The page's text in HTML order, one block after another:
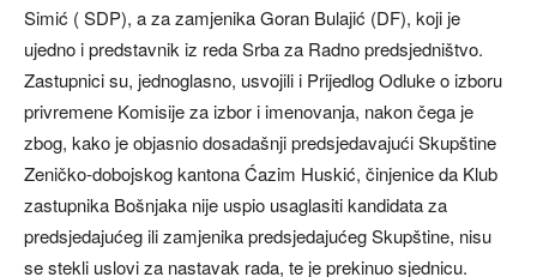
Simić ( SDP), a za zamjenika Goran Bulajić (DF), koji je
ujedno i predstavnik iz reda Srba za Radno predsjedništvo.
Zastupnici su, jednoglasno, usvojili i Prijedlog Odluke o izboru
privremene Komisije za izbor i imenovanja, nakon čega je
zbog, kako je objasnio dosadašnji predsjedavajući Skupštine
Zeničko-dobojskog kantona Ćazim Huskić, činjenice da Klub
zastupnika Bošnjaka nije uspio usaglasiti kandidata za
predsjedajućeg ili zamjenika predsjedajućeg Skupštine, nisu
se stekli uslovi za nastavak rada, te je prekinuo sjednicu.